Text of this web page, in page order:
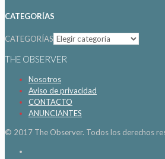
CATEGORÍAS
CATEGORÍAS
THE OBSERVER
Nosotros
Aviso de privacidad
CONTACTO
ANUNCIANTES
© 2017 The Observer. Todos los derechos